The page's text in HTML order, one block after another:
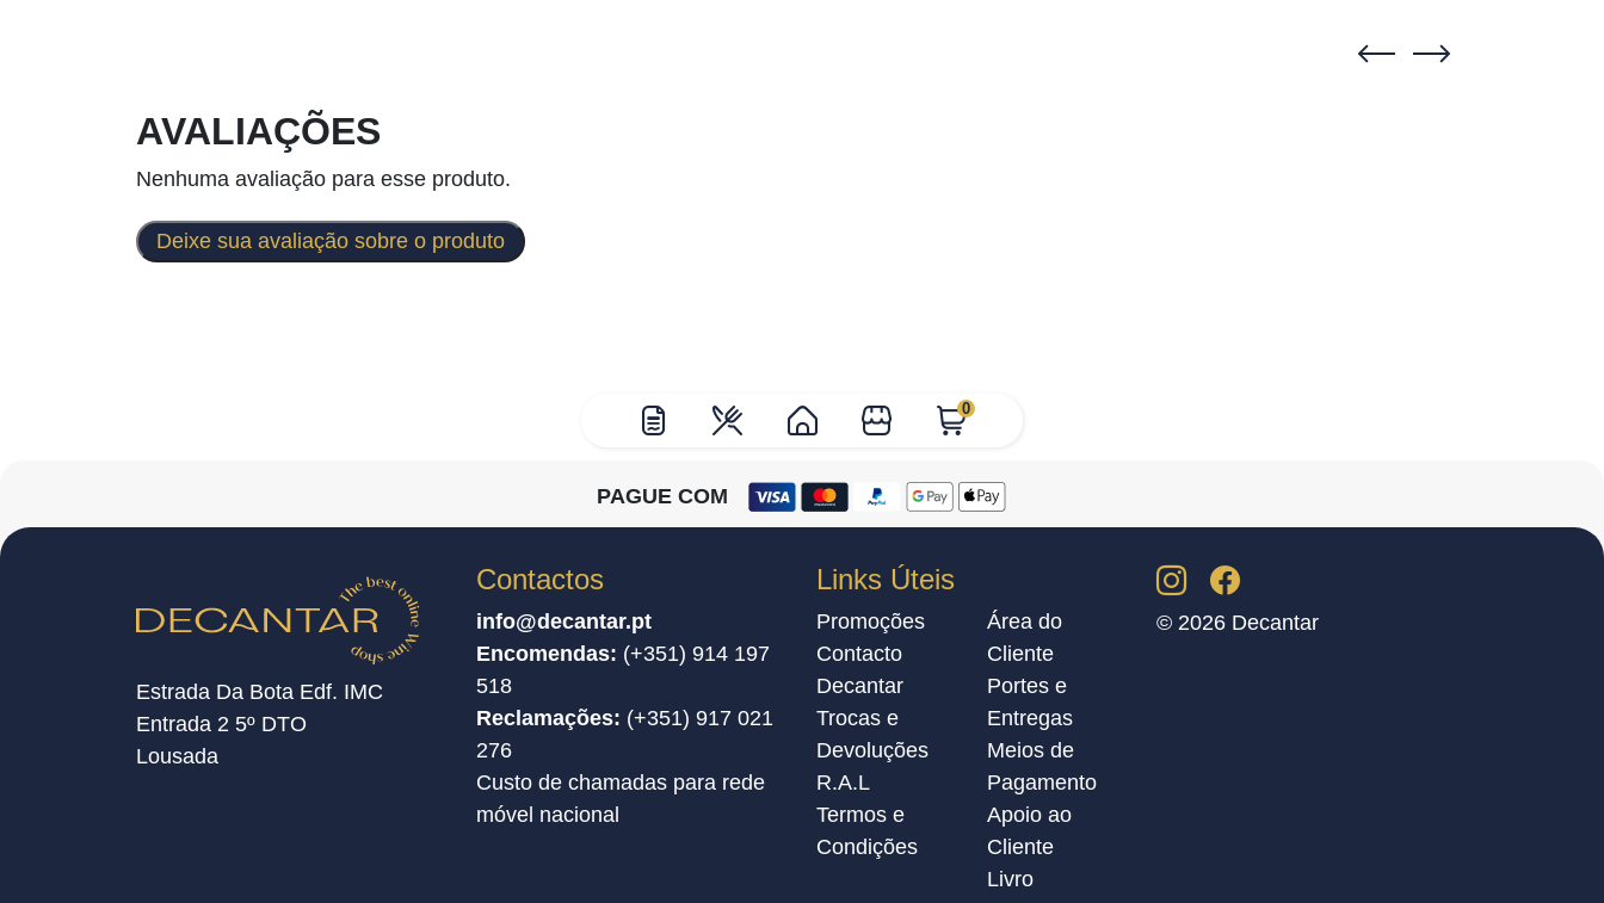
0
AVALIAÇÕES
Nenhuma avaliação para esse produto.
Deixe sua avaliação sobre o produto
PAGUE COM
Estrada Da Bota Edf. IMC
Entrada 2 5º DTO
Lousada
Contactos
info@decantar.pt
Encomendas: (+351) 914 197
518
Reclamações: (+351) 917 021
276
Custo de chamadas para rede
móvel nacional
Links Úteis
Promoções
Contacto
Decantar
Trocas e
Devoluções
R.A.L
Termos e
Condições
Área do
Cliente
Portes e
Entregas
Meios de
Pagamento
Apoio ao
Cliente
Livro
© 2026 Decantar